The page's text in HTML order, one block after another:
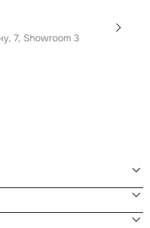
7, Showroom 3